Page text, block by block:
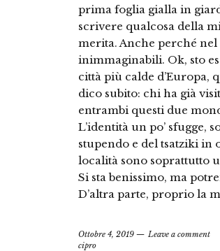
prima foglia gialla in
scrivere qualcosa della
merita. Anche perché
inimmaginabili. Ok, sto
città più calde
dico subito: chi ha già
entrambi questi due
L’identità un po’ sfugge,
stupendo e del tsatziki
località sono soprattutto
Si sta benissimo, ma
D’altra parte, proprio la
Ottobre 4, 2019
Leave a comment
cipro